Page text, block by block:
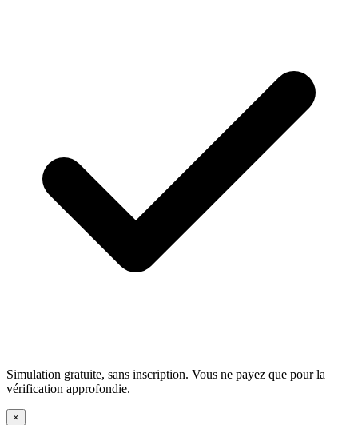
Simulation gratuite, sans inscription. Vous ne payez que pour la
vérification approfondie.
×